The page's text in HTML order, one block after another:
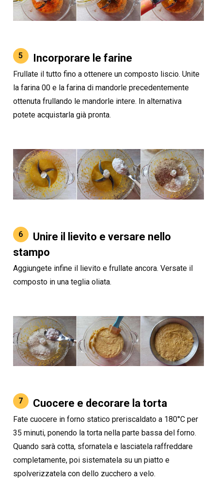
5 Incorporare le farine
Frullate il tutto fino a ottenere un composto liscio. Unite
la farina 00 e la farina di mandorle precedentemente
ottenuta frullando le mandorle intere. In alternativa
potete acquistarla già pronta.
6
Unire il lievito e versare nello
stampo
Aggiungete infine il lievito e frullate ancora. Versate il
composto in una teglia oliata.
7 Cuocere e decorare la torta
Fate cuocere in forno statico preriscaldato a 180°C per
35 minuti, ponendo la torta nella parte bassa del forno.
Quando sarà cotta, sfornatela e lasciatela raffreddare
completamente, poi sistematela su un piatto e
spolverizzatela con dello zucchero a velo.